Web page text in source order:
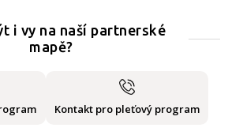
i vy na naší partnerské
mapě?
Kontakt pro pleťový program